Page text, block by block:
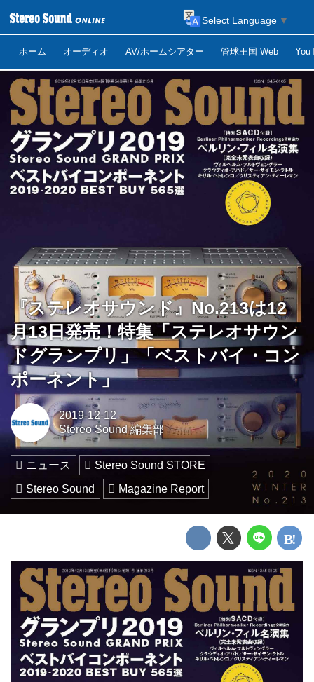
ホーム オーディオ AV/ホームシアター 管球王国 Web
Select Language ▼
『ステレオサウンド』No.213は12
月13日発売！特集「ステレオサウン
ドグランプリ」「ベストバイ・コン
ポーネント」
2019-12-12
Stereo Sound 編集部
ニュース
Stereo Sound STORE
Stereo Sound
Magazine Report